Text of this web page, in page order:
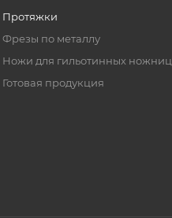
Протяжки
Фрезы по металлу
Ножи для гильотинных ножниц
Готовая продукция